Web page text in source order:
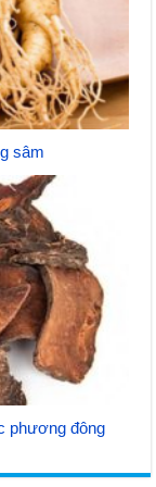
sâm
phương đông